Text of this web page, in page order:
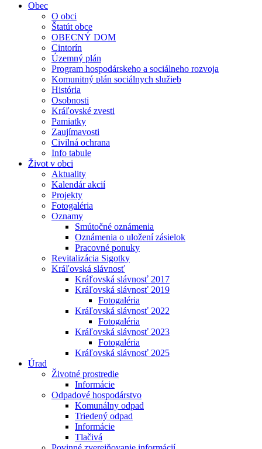
Obec
O obci
Štatút obce
OBECNÝ DOM
Cintorín
Územný plán
Program hospodárskeho a sociálneho rozvoja
Komunitný plán sociálnych služieb
História
Osobnosti
Kráľovské zvesti
Pamiatky
Zaujímavosti
Civilná ochrana
Info tabule
Život v obci
Aktuality
Kalendár akcií
Projekty
Fotogaléria
Oznamy
Smútočné oznámenia
Oznámenia o uložení zásielok
Pracovné ponuky
Revitalizácia Sigotky
Kráľovská slávnosť
Kráľovská slávnosť 2017
Kráľovská slávnosť 2019
Fotogaléria
Kráľovská slávnosť 2022
Fotogaléria
Kráľovská slávnosť 2023
Fotogaléria
Kráľovská slávnosť 2025
Úrad
Životné prostredie
Informácie
Odpadové hospodárstvo
Komunálny odpad
Triedený odpad
Informácie
Tlačivá